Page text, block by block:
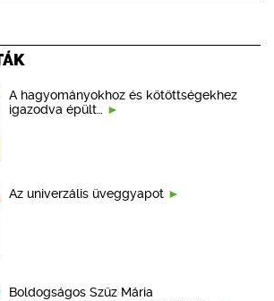
A hagyományokhoz és kötöttségekhez
igazodva épült…
Az univerzális üveggyapot
Boldogságos Szűz Mária